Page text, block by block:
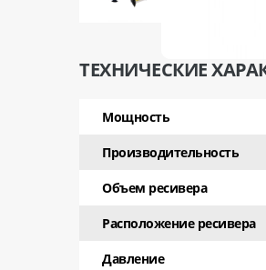
ТЕХНИЧЕСКИЕ
Мощность
Производительность
Объем ресивера
Расположение ресивера
Давление